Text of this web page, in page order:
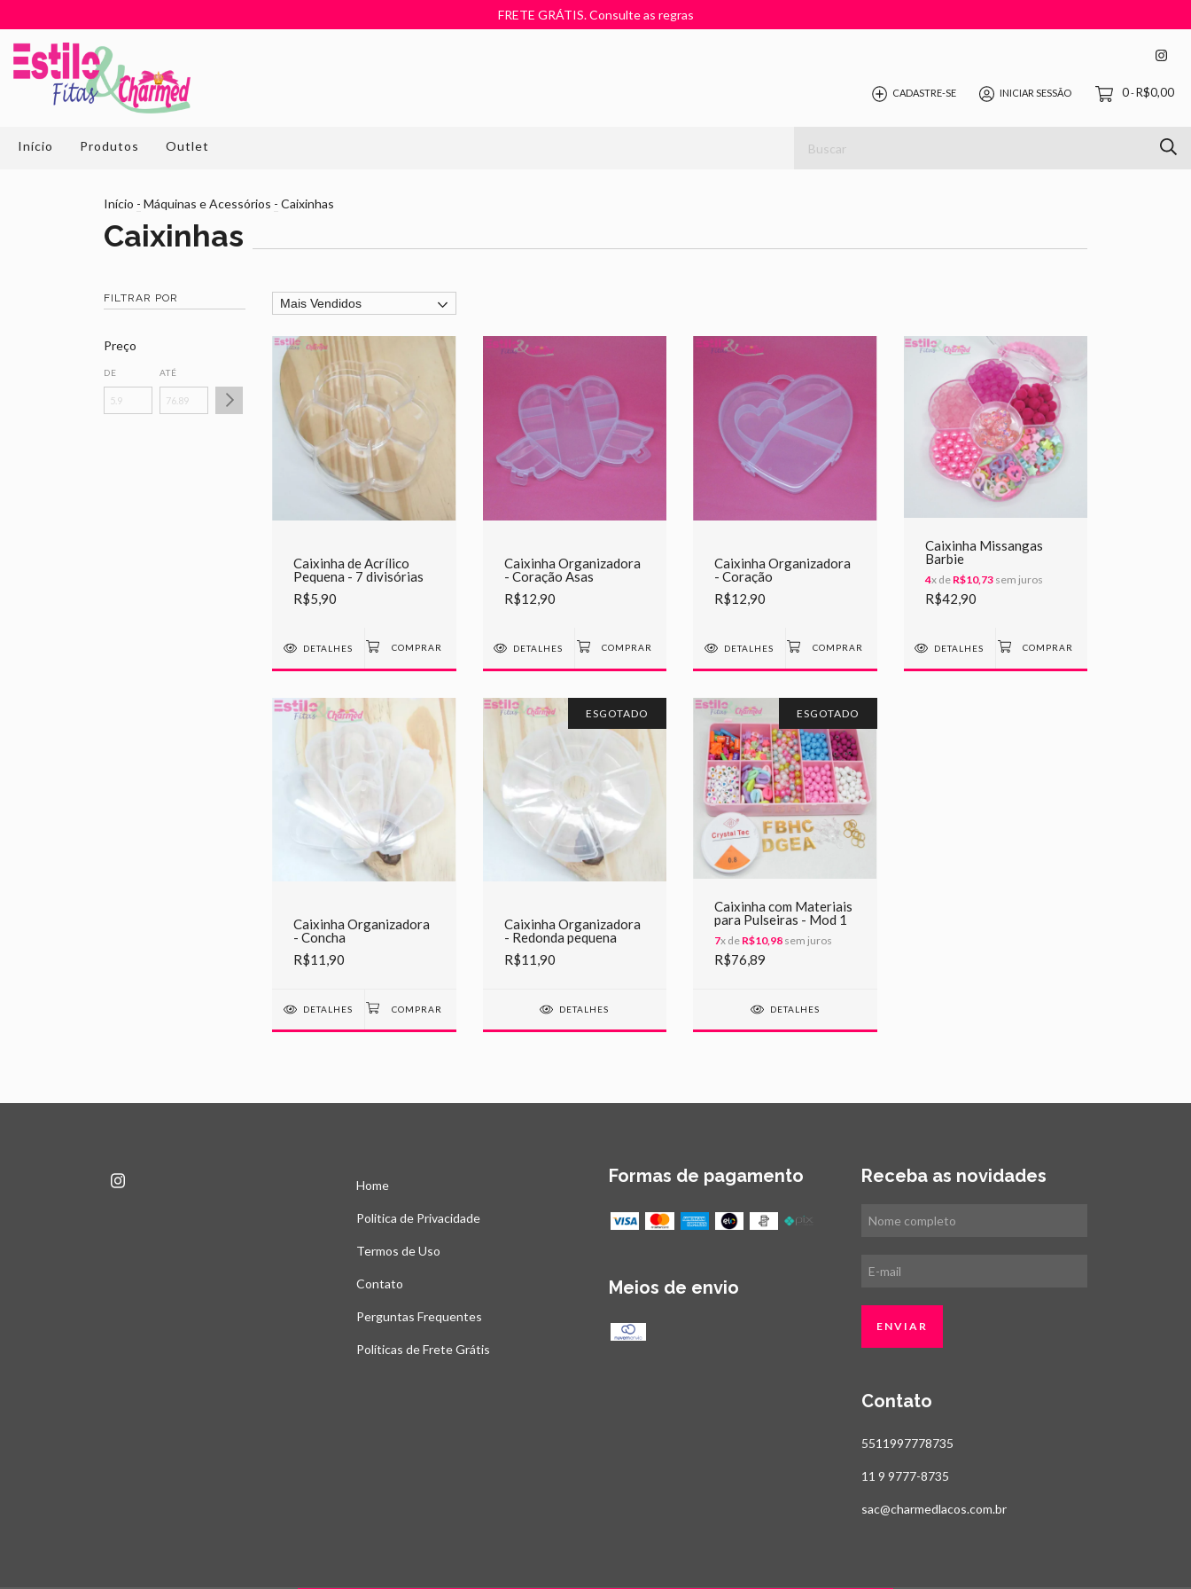
FRETE GRÁTIS. Consulte as regras
CADASTRE-SE INICIAR SESSÃO 0-R$0,00
Início Produtos Outlet
Início - Máquinas e Acessórios - Caixinhas
Caixinhas
FILTRAR POR
Preço
DE ATÉ
Caixinha de Acrílico
Pequena - 7 divisórias
R$5,90
DETALHES
Caixinha Organizadora
- Coração Asas
R$12,90
DETALHES
Caixinha Organizadora
- Coração
R$12,90
DETALHES
Caixinha Missangas
Barbie
4x de R$10,73sem juros
R$42,90
DETALHES
Caixinha Organizadora
- Concha
R$11,90
DETALHES
ESGOTADO
Caixinha Organizadora
- Redonda pequena
R$11,90
DETALHES
ESGOTADO
Caixinha com Materiais
para Pulseiras - Mod 1
7x de R$10,98 sem juros
R$76,89
DETALHES
Home
Politica de Privacidade
Termos de Uso
Contato
Perguntas Frequentes
Políticas de Frete Grátis
Formas de pagamento
Meios de envio
Receba as novidades
Contato
5511997778735
11 9 9777-8735
sac@charmedlacos.com.br